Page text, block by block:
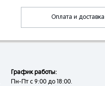
Оплата и доставка
График работы:
Пн-Пт с 9:00 до 18:00.